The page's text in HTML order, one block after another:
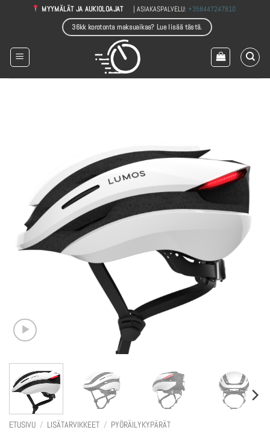
MYYMÄLÄT JA AUKIOLOAJAT | ASIAKASPALVELU:+358447247810
36kk korotonta maksuaikaa? Lue lisää tästä.
ETUSIVU / LISÄTARVIKKEET / PYÖRÄILYKYPÄRÄT